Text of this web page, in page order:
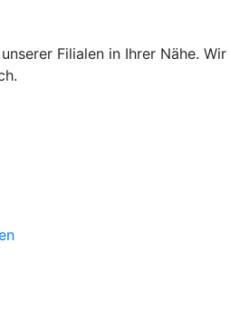
Filialen in Ihrer Nähe. Wir